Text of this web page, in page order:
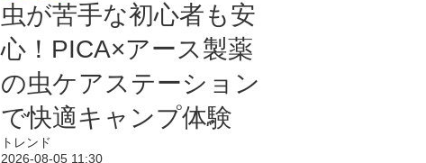
虫が苦手な初心者も安
心！PICA×アース製薬
の虫ケアステーション
で快適キャンプ体験
トレンド
2026-08-05 11:30